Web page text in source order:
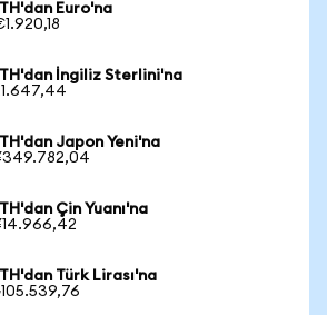
Euro'na
İngiliz Sterlini'na
Japon Yeni'na
Çin Yuanı'na
Türk Lirası'na